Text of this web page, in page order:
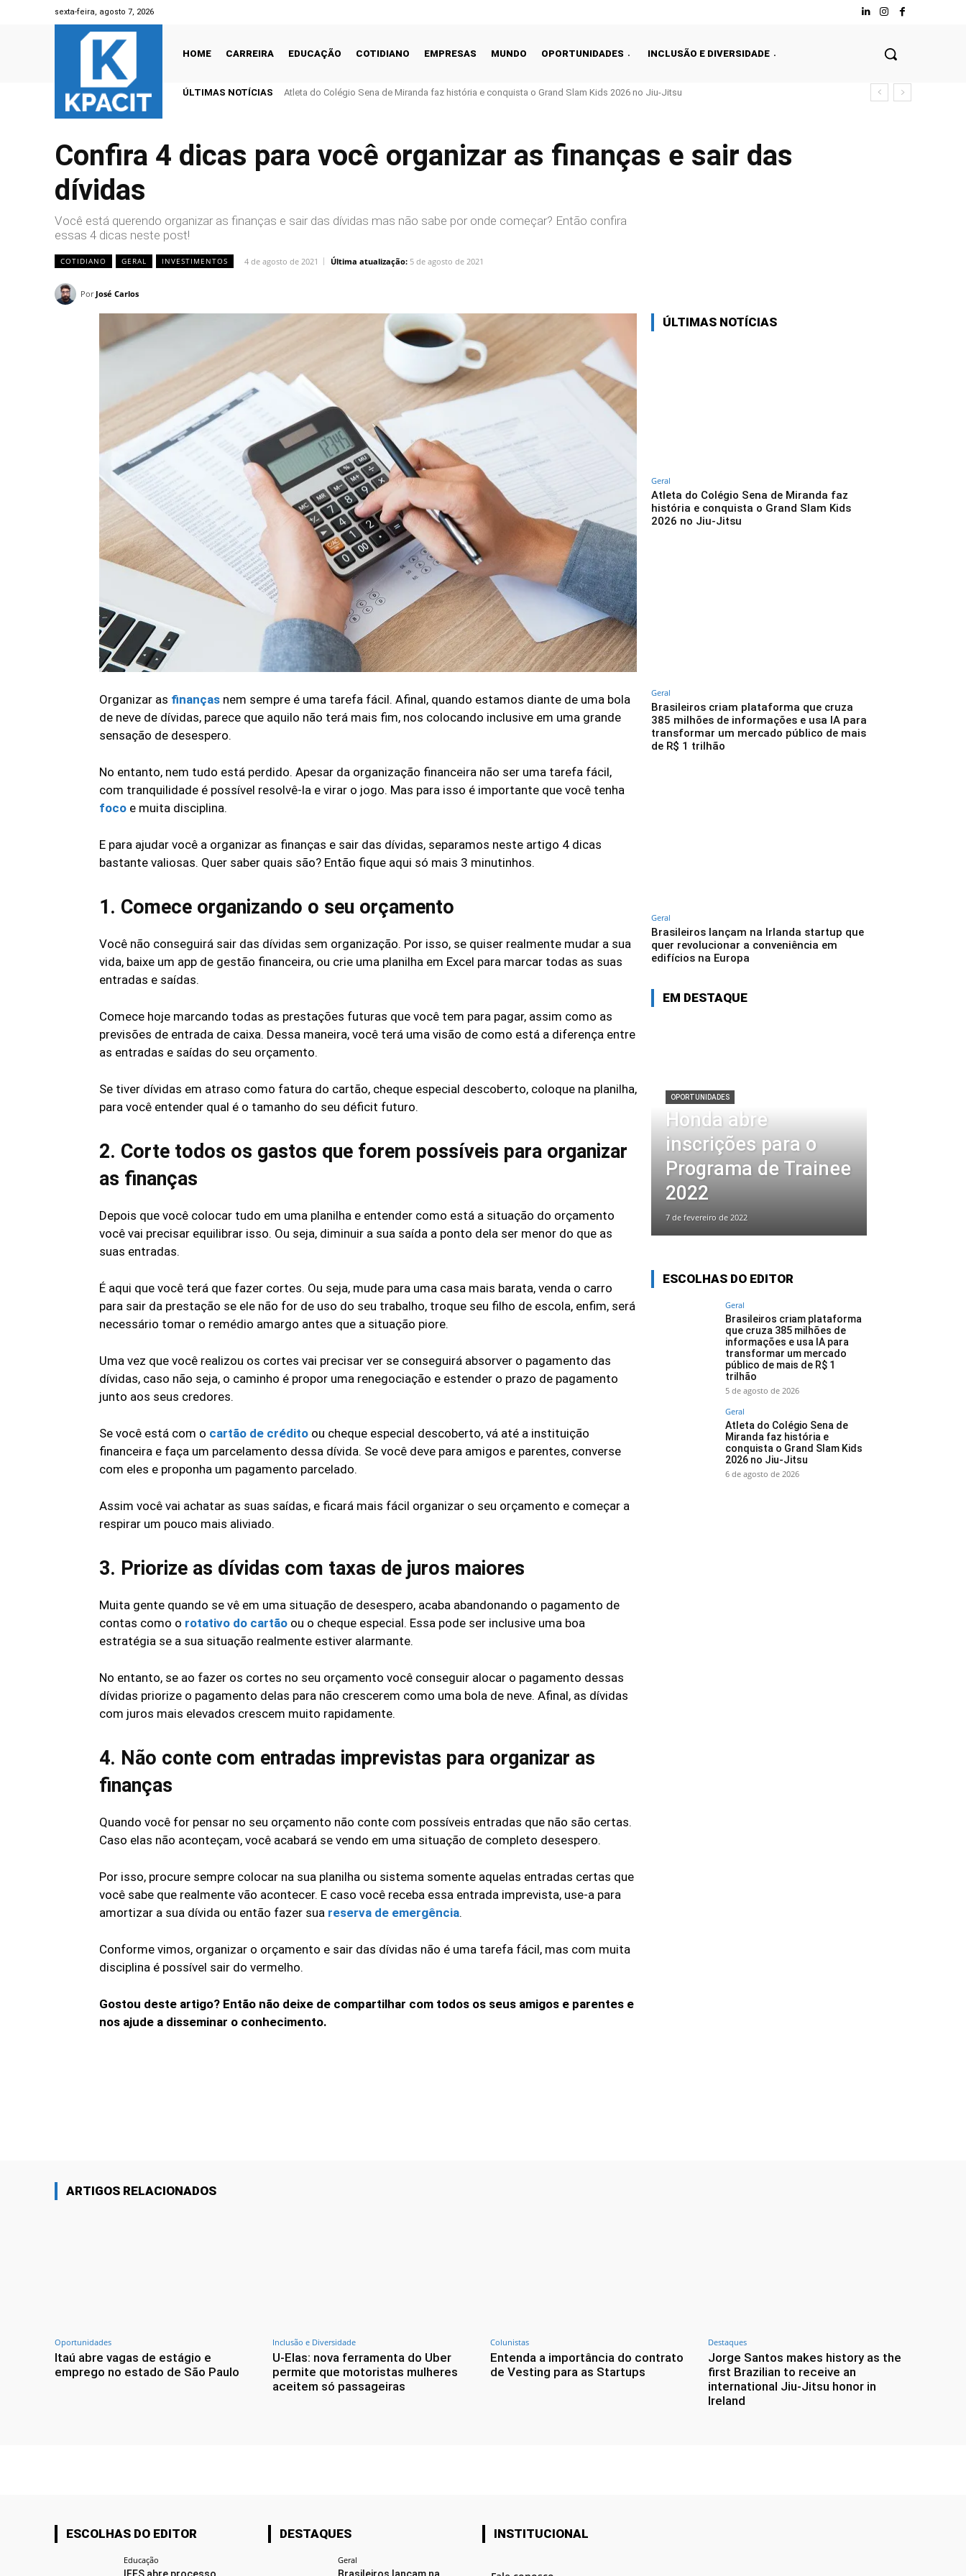
sexta-feira, agosto 7, 2026
HOME CARREIRA EDUCAÇÃO COTIDIANO EMPRESAS MUNDO OPORTUNIDADES INCLUSÃO E DIVERSIDADE
ÚLTIMAS NOTÍCIAS Atleta do Colégio Sena de Miranda faz história e conquista o Grand Slam Kids 2026 no Jiu-Jitsu
Confira 4 dicas para você organizar as finanças e sair das
dívidas
Você está querendo organizar as finanças e sair das dívidas mas não sabe por onde começar? Então confira
essas 4 dicas neste post!
COTIDIANO GERAL INVESTIMENTOS 4 de agosto de 2021 Última atualização: 5 de agosto de 2021
Por José Carlos
Organizar as finanças nem sempre é uma tarefa fácil. Afinal, quando estamos diante de uma bola
de neve de dívidas, parece que aquilo não terá mais fim, nos colocando inclusive em uma grande
sensação de desespero.
No entanto, nem tudo está perdido. Apesar da organização financeira não ser uma tarefa fácil,
com tranquilidade é possível resolvê-la e virar o jogo. Mas para isso é importante que você tenha
foco e muita disciplina.
E para ajudar você a organizar as finanças e sair das dívidas, separamos neste artigo 4 dicas
bastante valiosas. Quer saber quais são? Então fique aqui só mais 3 minutinhos.
1. Comece organizando o seu orçamento
Você não conseguirá sair das dívidas sem organização. Por isso, se quiser realmente mudar a sua
vida, baixe um app de gestão financeira, ou crie uma planilha em Excel para marcar todas as suas
entradas e saídas.
Comece hoje marcando todas as prestações futuras que você tem para pagar, assim como as
previsões de entrada de caixa. Dessa maneira, você terá uma visão de como está a diferença entre
as entradas e saídas do seu orçamento.
Se tiver dívidas em atraso como fatura do cartão, cheque especial descoberto, coloque na planilha,
para você entender qual é o tamanho do seu déficit futuro.
2. Corte todos os gastos que forem possíveis para organizar
as finanças
Depois que você colocar tudo em uma planilha e entender como está a situação do orçamento
você vai precisar equilibrar isso. Ou seja, diminuir a sua saída a ponto dela ser menor do que as
suas entradas.
É aqui que você terá que fazer cortes. Ou seja, mude para uma casa mais barata, venda o carro
para sair da prestação se ele não for de uso do seu trabalho, troque seu filho de escola, enfim, será
necessário tomar o remédio amargo antes que a situação piore.
Uma vez que você realizou os cortes vai precisar ver se conseguirá absorver o pagamento das
dívidas, caso não seja, o caminho é propor uma renegociação e estender o prazo de pagamento
junto aos seus credores.
Se você está com o cartão de crédito ou cheque especial descoberto, vá até a instituição
financeira e faça um parcelamento dessa dívida. Se você deve para amigos e parentes, converse
com eles e proponha um pagamento parcelado.
Assim você vai achatar as suas saídas, e ficará mais fácil organizar o seu orçamento e começar a
respirar um pouco mais aliviado.
3. Priorize as dívidas com taxas de juros maiores
Muita gente quando se vê em uma situação de desespero, acaba abandonando o pagamento de
contas como o rotativo do cartão ou o cheque especial. Essa pode ser inclusive uma boa
estratégia se a sua situação realmente estiver alarmante.
No entanto, se ao fazer os cortes no seu orçamento você conseguir alocar o pagamento dessas
dívidas priorize o pagamento delas para não crescerem como uma bola de neve. Afinal, as dívidas
com juros mais elevados crescem muito rapidamente.
4. Não conte com entradas imprevistas para organizar as
finanças
Quando você for pensar no seu orçamento não conte com possíveis entradas que não são certas.
Caso elas não aconteçam, você acabará se vendo em uma situação de completo desespero.
Por isso, procure sempre colocar na sua planilha ou sistema somente aquelas entradas certas que
você sabe que realmente vão acontecer. E caso você receba essa entrada imprevista, use-a para
amortizar a sua dívida ou então fazer sua reserva de emergência.
Conforme vimos, organizar o orçamento e sair das dívidas não é uma tarefa fácil, mas com muita
disciplina é possível sair do vermelho.
Gostou deste artigo? Então não deixe de compartilhar com todos os seus amigos e parentes e
nos ajude a disseminar o conhecimento.
ÚLTIMAS NOTÍCIAS
Geral
Atleta do Colégio Sena de Miranda faz
história e conquista o Grand Slam Kids
2026 no Jiu-Jitsu
Geral
Brasileiros criam plataforma que cruza
385 milhões de informações e usa IA para
transformar um mercado público de mais
de R$ 1 trilhão
Geral
Brasileiros lançam na Irlanda startup que
quer revolucionar a conveniência em
edifícios na Europa
EM DESTAQUE
OPORTUNIDADES
Honda abre
inscrições para o
Programa de Trainee
2022
7 de fevereiro de 2022
ESCOLHAS DO EDITOR
Geral
Brasileiros criam plataforma
que cruza 385 milhões de
informações e usa IA para
transformar um mercado
público de mais de R$ 1
trilhão
5 de agosto de 2026
Geral
Atleta do Colégio Sena de
Miranda faz história e
conquista o Grand Slam Kids
2026 no Jiu-Jitsu
6 de agosto de 2026
ARTIGOS RELACIONADOS
Oportunidades
Itaú abre vagas de estágio e
emprego no estado de São Paulo
Inclusão e Diversidade
U-Elas: nova ferramenta do Uber
permite que motoristas mulheres
aceitem só passageiras
Colunistas
Entenda a importância do contrato
de Vesting para as Startups
Destaques
Jorge Santos makes history as the
first Brazilian to receive an
international Jiu-Jitsu honor in
Ireland
ESCOLHAS DO EDITOR
Educação
DESTAQUES
Geral
INSTITUCIONAL